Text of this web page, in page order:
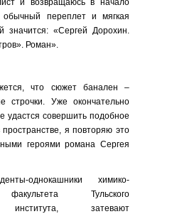
и возвращаюсь в начало
обычный переплет и мягкая
значится: «Сергей Дорохин.
Роман».
что сюжет банален –
строчки. Уже окончательно
удастся совершить подобное
я повторяю это
героями романа Сергея
однокашники химико-
факультета Тульского
института, затевают